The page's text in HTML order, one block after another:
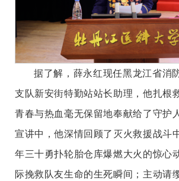
据了解，薛永红现任黑龙江省消
支队新安街特勤站站长助理，他扎根
青春与热血毫无保留地奉献给了守护
宣讲中，他深情回顾了灭火救援战斗
年三十勇扑轮胎仓库爆燃大火的惊心
际挽救队友生命的生死瞬间；主动请